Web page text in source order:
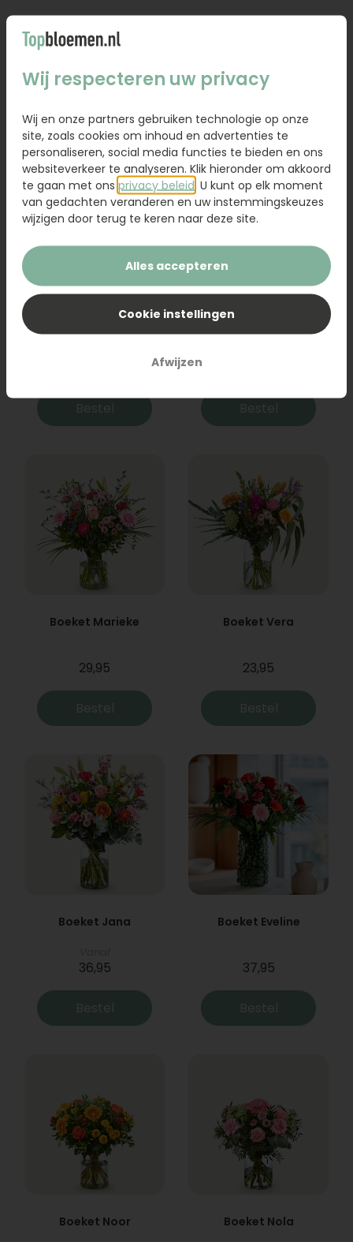
Boeket Raya
Bestel
Sanseveria
Bestel
Boeket Marieke
29,95
Bestel
Boeket Vera
23,95
Bestel
Boeket Jana
36,95
Bestel
Boeket Eveline
37,95
Bestel
Boeket Noor Boeket Nola
Wij respecteren uw privacy
Wij en onze partners gebruiken technologie op onze
site, zoals cookies om inhoud en advertenties te
personaliseren, social media functies te bieden en ons
websiteverkeer te analyseren. Klik hieronder om akkoord
te gaan met ons privacy beleid . U kunt op elk moment
van gedachten veranderen en uw instemmingskeuzes
wijzigen door terug te keren naar deze site.
Alles accepteren
Cookie instellingen
Afwijzen